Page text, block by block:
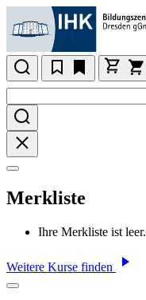
Merkliste
Ihre Merkliste ist leer.
Weitere Kurse finden